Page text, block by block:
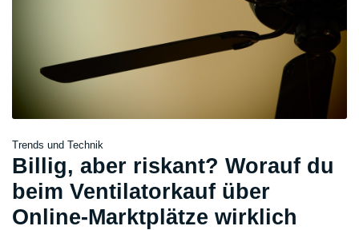
Trends und Technik
Billig, aber riskant? Worauf du
beim Ventilatorkauf über
Online-Marktplätze wirklich